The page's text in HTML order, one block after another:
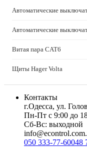
Автоматические
Автоматические
Витая пара CAT6
Щиты Hager Volta
Контакты
г.Одесса, ул.
Пн-Пт с 9:00 до
Сб-Вс: выходной
050 333-77-60048